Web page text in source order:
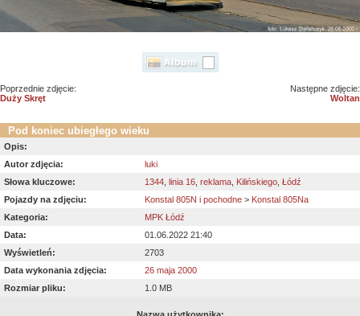
Poprzednie zdjęcie:
Duży Skręt
Następne zdjęcie:
Woltan
Pod koniec ubiegłego wieku
Opis:
Autor zdjęcia:
luki
Słowa kluczowe:
1344 linia 16 reklama Kilińskiego Łódź
Pojazdy na zdjęciu:
Konstal 805N i pochodne > Konstal 805Na
Kategoria:
MPK Łódź
Data:
01.06.2022 21:40
Wyświetleń:
2703
Data wykonania zdjęcia:
26 maja 2000
Rozmiar pliku:
1.0 MB